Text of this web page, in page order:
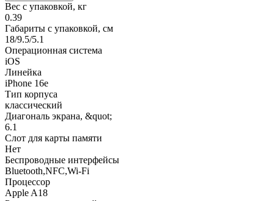
Вес с упаковкой, кг
0.39
Габариты с упаковкой, см
18/9.5/5.1
Операционная система
iOS
Линейка
iPhone 16e
Тип корпуса
классический
Диагональ экрана, &quot;
6.1
Слот для карты памяти
Нет
Беспроводные интерфейсы
Bluetooth,NFC,Wi-Fi
Процессор
Apple A18